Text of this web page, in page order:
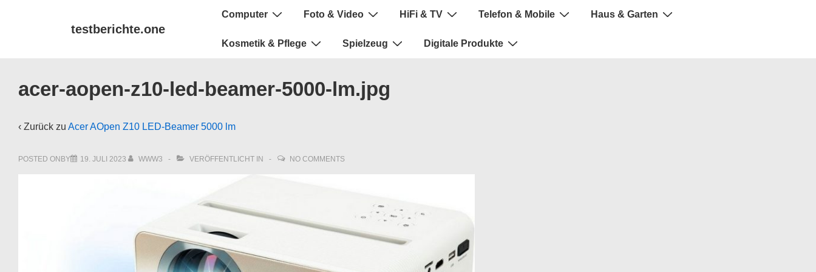
testberichte.one
Main
Computer Foto & Video HiFi & TV Telefon & Mobile Haus & Garten
Kosmetik & Pflege Spielzeug Digitale Produkte
acer-aopen-z10-led-beamer-5000-lm.jpg
‹ Zurück zu Acer AOpen Z10 LED-Beamer 5000 lm
POSTED ONBY 19. JULI 2023 WWW3 VERÖFFENTLICHT IN NO COMMENTS